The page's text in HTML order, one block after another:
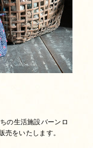
の生活施設バーンロ
をいたします。